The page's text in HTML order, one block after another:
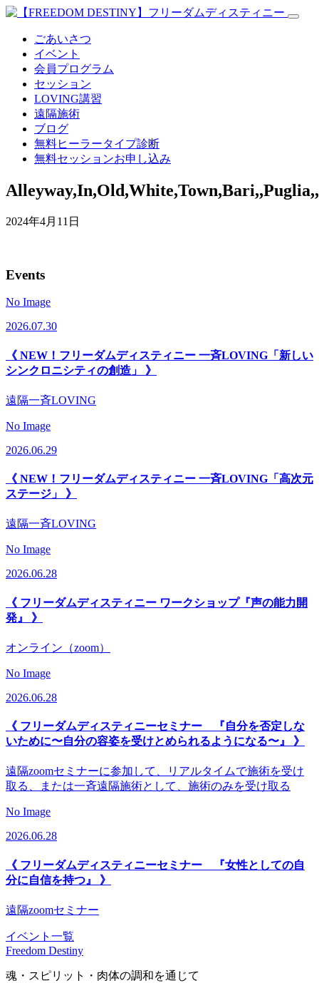
ごあいさつ
イベント
会員プログラム
セッション
LOVING講習
遠隔施術
ブログ
無料ヒーラータイプ診断
無料セッションお申し込み
2024年4月11日
Events
No Image
2026.07.30
《 NEW！フリーダムディスティニー 一斉LOVING「新しい
シンクロニシティの創造」 》
遠隔一斉LOVING
No Image
2026.06.29
《 NEW！フリーダムディスティニー 一斉LOVING「高次元
ステージ」 》
遠隔一斉LOVING
No Image
2026.06.28
《 フリーダムディスティニー ワークショップ『声の能力開
発』 》
オンライン（zoom）
No Image
2026.06.28
《 フリーダムディスティニーセミナー 『自分を否定しな
いために〜自分の容姿を受けとめられるようになる〜』 》
遠隔zoomセミナーに参加して、リアルタイムで施術を受け
取る、または一斉遠隔施術として、施術のみを受け取る
No Image
2026.06.28
《 フリーダムディスティニーセミナー 『女性としての自
分に自信を持つ』 》
遠隔zoomセミナー
イベント一覧
Freedom Destiny
魂・スピリット・肉体の調和を通じて